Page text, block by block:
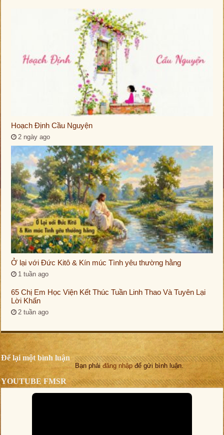
Hoạch Định Cầu Nguyện
2 ngày ago
Ở lại với Đức Kitô & Kín múc Tình yêu thường hằng
1 tuần ago
65 Chị Em Học Viện Kết Thúc Tuần Linh Thao Và Tuyên Lại
Lời Khấn
2 tuần ago
Để lại một bình luận
Bạn phảiđăng nhập để gửi bình luận.
YOUTUBE FMSR